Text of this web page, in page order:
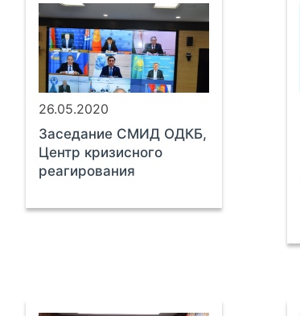
26.05.2020
Заседание СМИД ОДКБ,
Центр кризисного
реагирования